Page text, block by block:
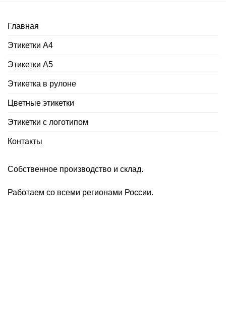
Главная
Этикетки А4
Этикетки А5
Этикетка в рулоне
Цветные этикетки
Этикетки с логотипом
Контакты
Собственное производство и склад.
Работаем со всеми регионами России.